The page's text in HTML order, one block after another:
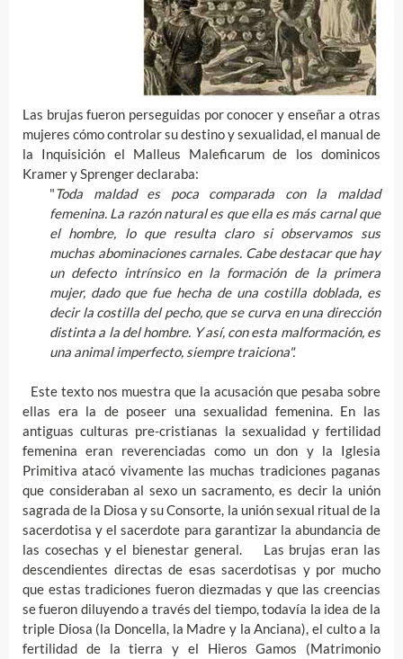
Las brujas fueron perseguidas por conocer y enseñar a otras
mujeres cómo controlar su destino y sexualidad, el manual de
la Inquisición el Malleus Maleficarum de los dominicos
Kramer y Sprenger declaraba:
"Toda maldad es poca comparada con la maldad
femenina. La razón natural es que ella es más carnal que
el hombre, lo que resulta claro si observamos sus
muchas abominaciones carnales. Cabe destacar que hay
un defecto intrínsico en la formación de la primera
mujer, dado que fue hecha de una costilla doblada, es
decir la costilla del pecho, que se curva en una dirección
distinta a la del hombre. Y así, con esta malformación, es
una animal imperfecto, siempre traiciona".
Este texto nos muestra que la acusación que pesaba sobre
ellas era la de poseer una sexualidad femenina. En las
antiguas culturas pre-cristianas la sexualidad y fertilidad
femenina eran reverenciadas como un don y la Iglesia
Primitiva atacó vivamente las muchas tradiciones paganas
que consideraban al sexo un sacramento, es decir la unión
sagrada de la Diosa y su Consorte, la unión sexual ritual de la
sacerdotisa y el sacerdote para garantizar la abundancia de
las cosechas y el bienestar general. Las brujas eran las
descendientes directas de esas sacerdotisas y por mucho
que estas tradiciones fueron diezmadas y que las creencias
se fueron diluyendo a través del tiempo, todavía la idea de la
triple Diosa (la Doncella, la Madre y la Anciana), el culto a la
fertilidad de la tierra y el Hieros Gamos (Matrimonio